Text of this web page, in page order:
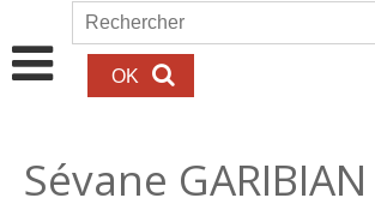
Aller au contenu principal
Formulaire de
Rechercher
Sévane GARIBIAN